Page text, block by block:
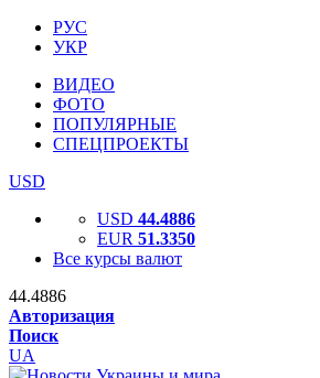
РУС
УКР
ВИДЕО
ФОТО
ПОПУЛЯРНЫЕ
СПЕЦПРОЕКТЫ
USD
USD 44.4886
EUR 51.3350
Все курсы валют
44.4886
Авторизация
Поиск
UA